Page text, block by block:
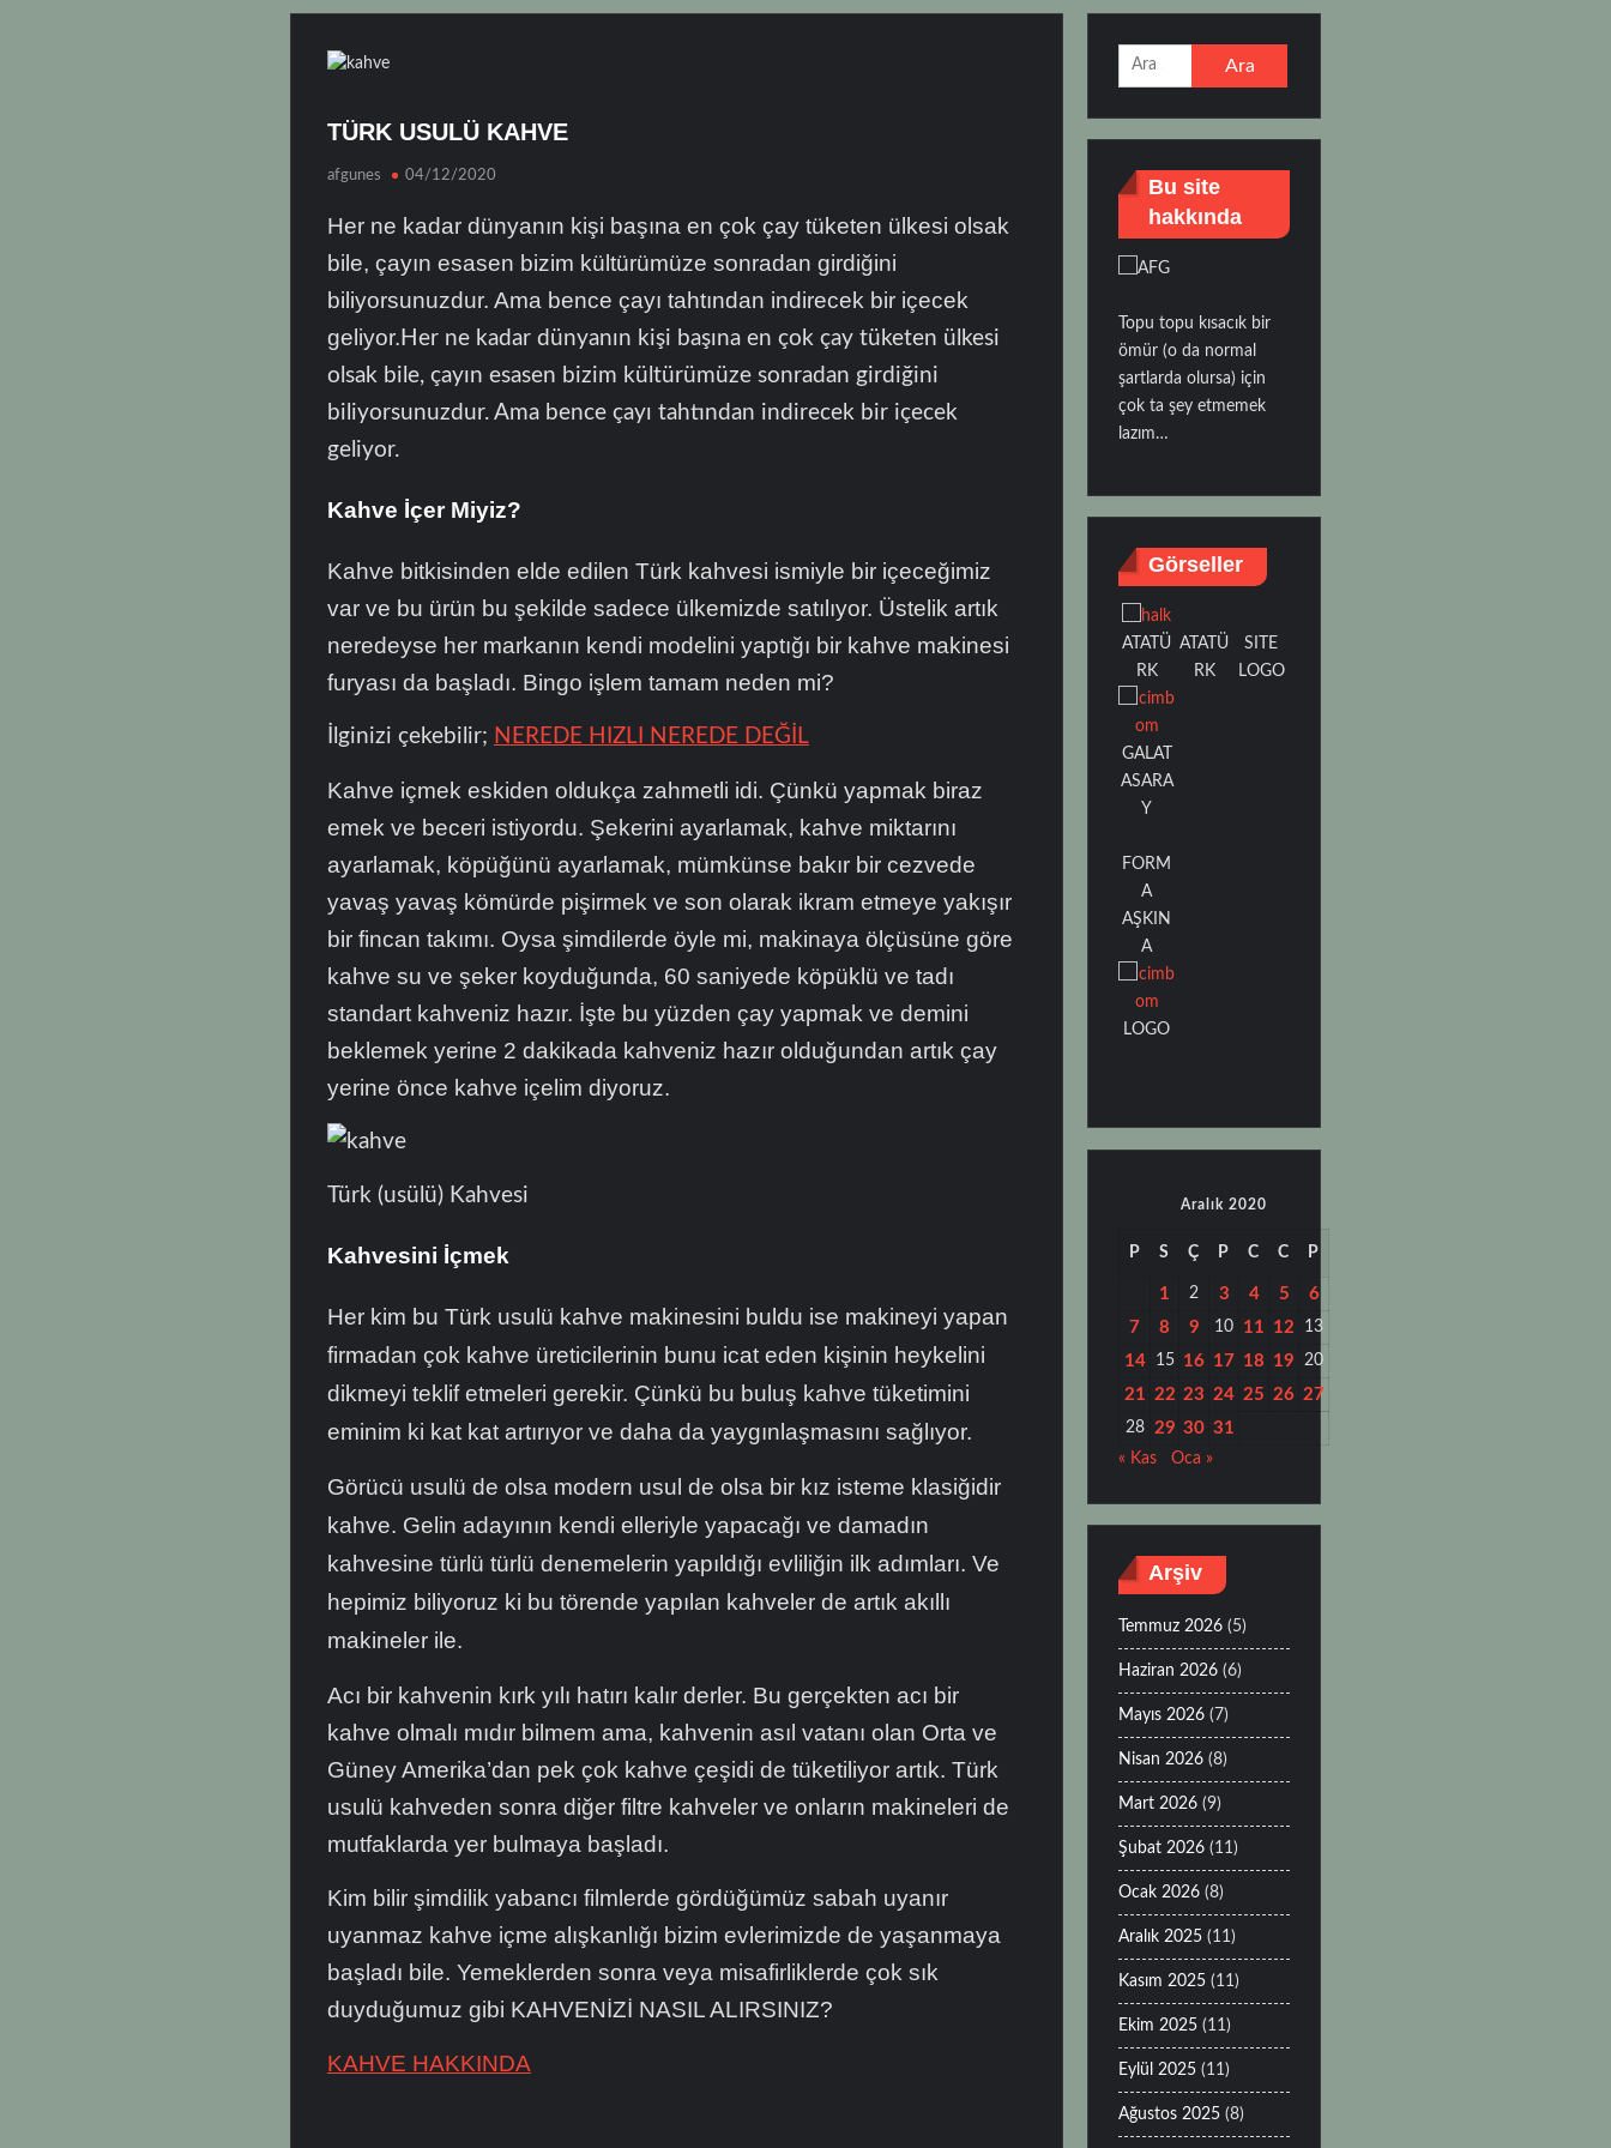
TÜRK USULÜ KAHVE
afgunes 04/12/2020
Her ne kadar dünyanın kişi başına en çok çay tüketen ülkesi olsak
bile, çayın esasen bizim kültürümüze sonradan girdiğini
biliyorsunuzdur. Ama bence çayı tahtından indirecek bir içecek
geliyor. Her ne kadar dünyanın kişi başına en çok çay tüketen ülkesi
olsak bile, çayın esasen bizim kültürümüze sonradan girdiğini
biliyorsunuzdur. Ama bence çayı tahtından indirecek bir içecek
geliyor.
Kahve İçer Miyiz?
Kahve bitkisinden elde edilen Türk kahvesi ismiyle bir içeceğimiz
var ve bu ürün bu şekilde sadece ülkemizde satılıyor. Üstelik artık
neredeyse her markanın kendi modelini yaptığı bir kahve makinesi
furyası da başladı. Bingo işlem tamam neden mi?
İlginizi çekebilir; NEREDE HIZLI NEREDE DEĞİL
Kahve içmek eskiden oldukça zahmetli idi. Çünkü yapmak biraz
emek ve beceri istiyordu. Şekerini ayarlamak, kahve miktarını
ayarlamak, köpüğünü ayarlamak, mümkünse bakır bir cezvede
yavaş yavaş kömürde pişirmek ve son olarak ikram etmeye yakışır
bir fincan takımı. Oysa şimdilerde öyle mi, makinaya ölçüsüne göre
kahve su ve şeker koyduğunda, 60 saniyede köpüklü ve tadı
standart kahveniz hazır. İşte bu yüzden çay yapmak ve demini
beklemek yerine 2 dakikada kahveniz hazır olduğundan artık çay
yerine önce kahve içelim diyoruz.
Türk (usülü) Kahvesi
Kahvesini İçmek
Her kim bu Türk usulü kahve makinesini buldu ise makineyi yapan
firmadan çok kahve üreticilerinin bunu icat eden kişinin heykelini
dikmeyi teklif etmeleri gerekir. Çünkü bu buluş kahve tüketimini
eminim ki kat kat artırıyor ve daha da yaygınlaşmasını sağlıyor.
Görücü usulü de olsa modern usul de olsa bir kız isteme klasiğidir
kahve. Gelin adayının kendi elleriyle yapacağı ve damadın
kahvesine türlü türlü denemelerin yapıldığı evliliğin ilk adımları. Ve
hepimiz biliyoruz ki bu törende yapılan kahveler de artık akıllı
makineler ile.
Acı bir kahvenin kırk yılı hatırı kalır derler. Bu gerçekten acı bir
kahve olmalı mıdır bilmem ama, kahvenin asıl vatanı olan Orta ve
Güney Amerika’dan pek çok kahve çeşidi de tüketiliyor artık. Türk
usulü kahveden sonra diğer filtre kahveler ve onların makineleri de
mutfaklarda yer bulmaya başladı.
Kim bilir şimdilik yabancı filmlerde gördüğümüz sabah uyanır
uyanmaz kahve içme alışkanlığı bizim evlerimizde de yaşanmaya
başladı bile. Yemeklerden sonra veya misafirliklerde çok sık
duyduğumuz gibi KAHVENİZİ NASIL ALIRSINIZ?
KAHVE HAKKINDA
Arama:
Bu site
hakkında
Topu topu kısacık bir
ömür (o da normal
şartlarda olursa) için
çok ta şey etmemek
lazım…
Görseller
ATATÜ
RK
ATATÜ
RK
SITE
LOGO
GALAT
ASARA
Y
FORM
A
AŞKIN
A
LOGO
Aralık 2020
P S Ç P C C P
1 2 3 4 5
6
7
8 9 10 11 12 13
14 15 16 17 18 19 20
21 22 23 24 25 26 27
28 29 30 31
« Kas Oca »
Arşiv
Temmuz 2026 (5)
Haziran 2026 (6)
Mayıs 2026 (7)
Nisan 2026 (8)
Mart 2026 (9)
Şubat 2026 (11)
Ocak 2026 (8)
Aralık 2025 (11)
Kasım 2025 (11)
Ekim 2025 (11)
Eylül 2025 (11)
Ağustos 2025 (8)